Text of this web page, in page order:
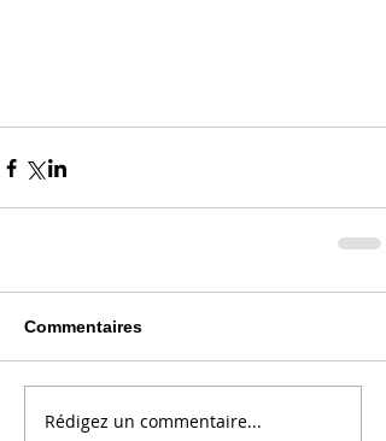
Commentaires
Rédigez un commentaire...